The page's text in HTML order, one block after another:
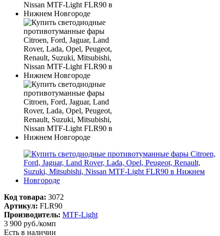
Код товара: 3072
Артикул: FLR90
Производитель: MTF-Light
3 900 руб./комп
Есть в наличии